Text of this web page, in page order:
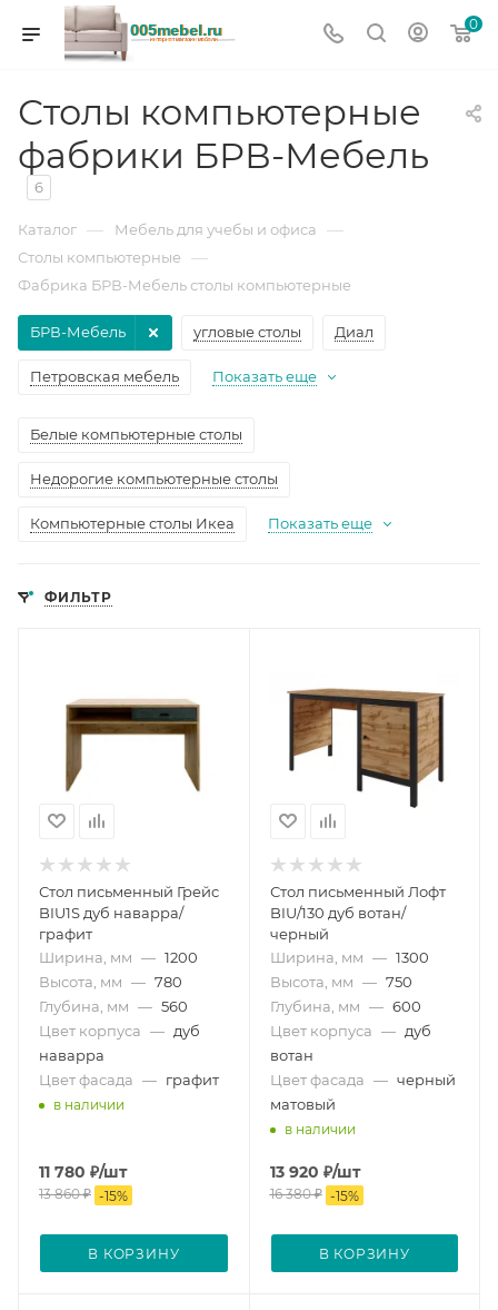
0
Столы компьютерные
фабрики БРВ-Мебель
6
Каталог — Мебель для учебы и офиса —
Столы компьютерные —
Фабрика БРВ-Мебель столы компьютерные
угловые столы Диал
Петровская мебель
БРВ-Мебель
Показать еще
Белые компьютерные столы
Недорогие компьютерные столы
Компьютерные столы Икеа Показать еще
ФИЛЬТР
Стол письменный Грейс
BIU1S дуб наварра/
графит
Ширина, мм — 1200
Высота, мм — 780
Глубина, мм — 560
Цвет корпуса — дуб
наварра
Цвет фасада — графит
в наличии
11 780 ₽/шт
13 860₽ -15%
В КОРЗИНУ
Стол письменный Лофт
BIU/130 дуб вотан/
черный
Ширина, мм — 1300
Высота, мм — 750
Глубина, мм — 600
Цвет корпуса — дуб
вотан
Цвет фасада — черный
матовый
в наличии
13 920 ₽/шт
16 380₽ -15%
В КОРЗИНУ